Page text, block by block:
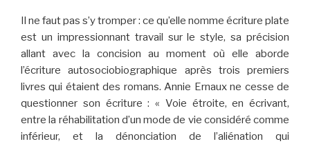
Il ne faut pas s’y tromper : ce qu’elle nomme écriture plate
est un impressionnant travail sur le style, sa précision
allant avec la concision au moment où elle aborde
l’écriture autosociobiographique après trois premiers
livres qui étaient des romans. Annie Ernaux ne cesse de
questionner son écriture : « Voie étroite, en écrivant,
entre la réhabilitation d’un mode de vie considéré comme
inférieur, et la dénonciation de l’aliénation qui